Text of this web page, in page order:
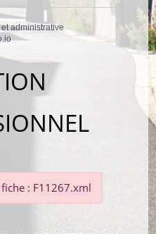
administrative
: F11267.xml